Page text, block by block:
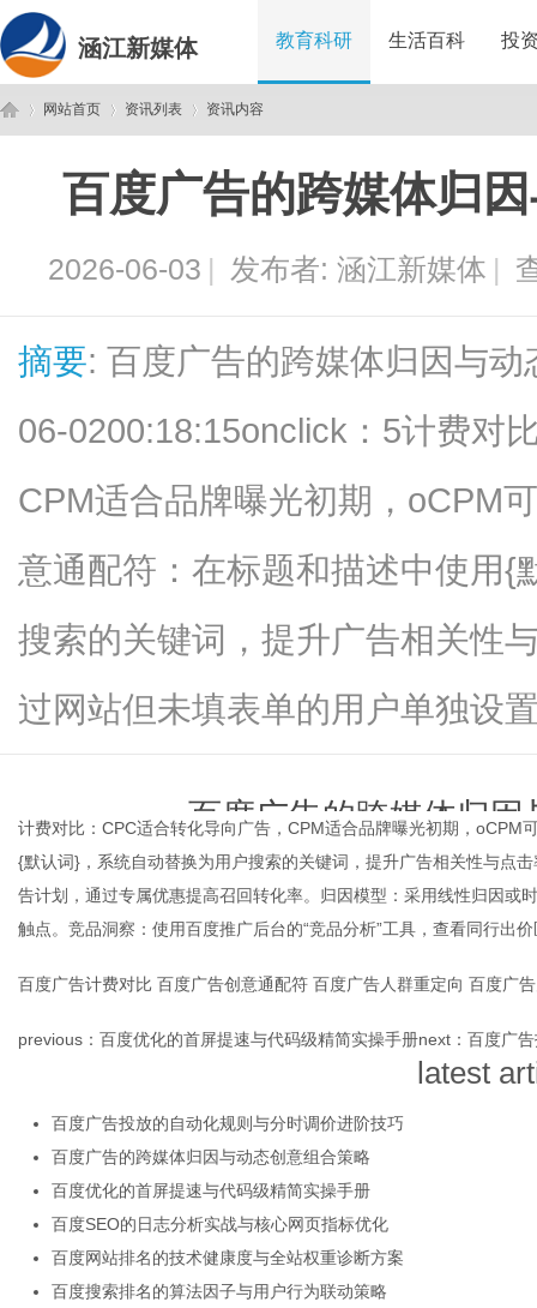
涵江新媒体 教育科研 生活百科 投
网站首页
›
资讯列表 资讯内容
百度广告的跨媒体归
2026-06-03 | 发布者: 涵江新媒体 |
摘要: 百度广告的跨媒体归因与
06-0200:18:15onclick：5计费对
CPM适合品牌曝光初期，oCPM
意通配符：在标题和描述中使用{
搜索的关键词，提升广告相关性
过网站但未填表单的用户单独设
百度广告的跨媒体归
time： 2026-06-02
计费对比：CPC适合转化导向广告，CPM适合品牌曝光初期，
{默认词}，系统自动替换为用户搜索的关键词，提升广告相关性与点
告计划，通过专属优惠提高召回转化率。归因模型：采用线性归因或
触点。竞品洞察：使用百度推广后台的“竞品分析”工具，查看同行出
百度广告计费对比 百度广告创意通配符 百度广告人群重定向 百度广
previous： 百度优化的首屏提速与代码级精简实操手册next： 百度广
latest
百度广告投放的自动化规则与分时调价进阶技巧
百度广告的跨媒体归因与动态创意组合策略
百度优化的首屏提速与代码级精简实操手册
百度SEO的日志分析实战与核心网页指标优化
百度网站排名的技术健康度与全站权重诊断方案
百度搜索排名的算法因子与用户行为联动策略